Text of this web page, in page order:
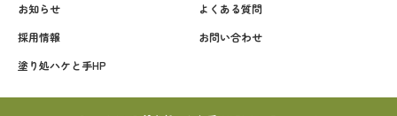
お知らせ
よくある質問
採用情報
お問い合わせ
塗り処ハケと手HP